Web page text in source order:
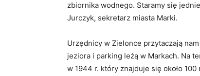
zbiornika wodnego. Staramy się
Jurczyk, sekretarz miasta Marki.
Urzędnicy w Zielonce przytaczają
jeziora i parking leżą w Markach. Na
w 1944 r. który znajduje się około